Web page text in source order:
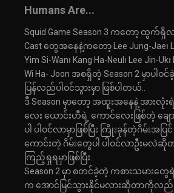
Humans Are...
Squid Game Season 3 ကတော့ ထွက်ရှိလ
Cast တွေအနေနဲ့ကတော့ Lee Jung-Jae၊
Yim Si-Wan၊ Kang Ha-Neul၊ Lee Jin-Uk
Wi Ha- Joon အစရှိတဲ့ Season 2 မှာပါဝ
ပြန်လည်ပါဝင်သွားမှာ ဖြစ်ပါတယ်..
ဒီ Season မှာတော့ အထူးအနေနဲ့ အားလုံ
လေး ယောင်းဟီရဲ့ ကောင်လေးဖြစ်တဲ့ ခ
ပါ ပါဝင်လာမှာဖြစ်ပြီး ကြိုးခုန်တဲ့ဂိမ်းအ
ကောင်းတဲ့ ဂိမ်းတွေပါ ပါဝင်လာဦးမလဲ
ကြည့်ရှုရမှာဖြစ်ပြီး..
Season 2 မှာ စတင်ခဲ့တဲ့ ကစားသမားတွ
က အောင်မြင်သွားနိုင်မလားဆိုတာကို